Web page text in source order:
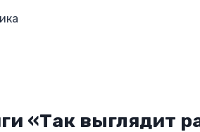
«Так выглядит